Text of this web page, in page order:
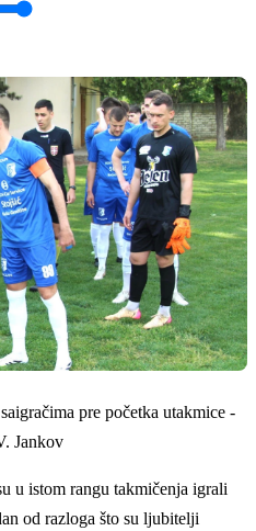
pre početka utakmice -
Jankov
u istom rangu takmičenja igrali
od razloga što su ljubitelji